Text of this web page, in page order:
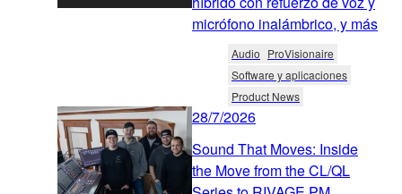
micrófono inalámbrico, y más
Audio ProVisionaire
Software y aplicaciones
Product News
28/7/2026
Sound That Moves: Inside
the Move from the CL/QL